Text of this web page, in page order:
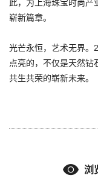
此，为上海珠宝时尚产
崭新篇章。
光芒永恒，艺术无界。
点亮的，不仅是天然钻
共生共荣的崭新未来。
浏